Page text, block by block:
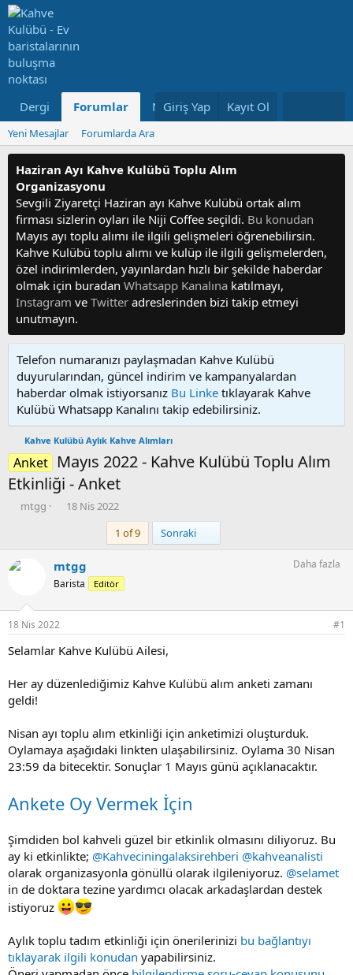
Dergi Forumlar Neler Yeni Kullanıcılar
Giriş Yap Kayıt Ol
Yeni Mesajlar Forumlarda Ara
Haziran Ayı Kahve Kulübü Toplu Alım
Organizasyonu
Sevgili Ziyaretçi Haziran ayı Kahve Kulübü ortak alım
firması sizlerin oyları ile Niji Coffee seçildi. Bu konudan
Mayıs ayı toplu alımı ile ilgili gelişmeleri öğrenebilirsin.
Kahve Kulübü toplu alımı ve kulüp ile ilgili gelişmelerden,
özel indirimlerden, yayınlardan hızlı bir şekilde haberdar
olmak için buradan Whatsapp Kanalına katılmayı,
Instagram ve Twitter adreslerinden bizi takip etmeyi
unutmayın.
Telefon numaranızı paylaşmadan Kahve Kulübü
duyurularından, güncel indirim ve kampanyalardan
haberdar olmak istiyorsanız Bu Linke tıklayarak Kahve
Kulübü Whatsapp Kanalını takip edebilirsiniz.
Kahve Kulübü Aylık Kahve Alımları
Anket
Mayıs 2022 - Kahve Kulübü Toplu Alım
Etkinliği - Anket
K
y
a
ş
l
a
n
mtgg
B
a
n
g
t
a
h
18 Nis 2022
1 of 9
Sonraki
mtgg
Barista Editör
Daha fazla
18 Nis 2022 #1
Selamlar Kahve Kulübü Ailesi,
Her ay düzenlediğimiz Kahve Kulübü alım anketi zamanı
geldi!
Nisan ayı toplu alım etkinliği için anketimizi oluşturduk.
Oylamaya aşağıdaki linkten ulaşabilirsiniz. Oylama 30 Nisan
23:59 da bitecektir. Sonuçlar 1 Mayıs günü açıklanacaktır.
Ankete Oy Vermek İçin
Şimdiden bol kahveli güzel bir etkinlik olmasını diliyoruz. Bu
ay ki etkinlikte; @Kahveciningalaksirehberi @kahveanalisti
olarak organizasyonla gönüllü olarak ilgileniyoruz. @selamet
in de doktara tezine yardımcı olacak arkadaşlardan destek
istiyoruz
Aylık toplu tadım etkinliği için önerilerinizi bu bağlantıyı
tıklayarak ilgili konudan yapabilirsiniz.